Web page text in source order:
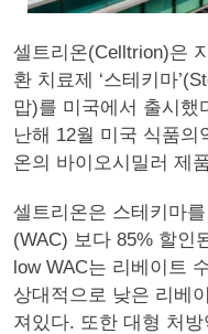
셀트리온(Celltrion)은
환 치료제 ‘스테키마
맙)를 미국에서 출시했
난해 12월 미국 식품의
온의 바이오시밀러 제
셀트리온은 스테키마
(WAC) 보다 85% 할인
low WAC는 리베이트
상대적으로 낮은 리베
져있다. 또한 대형 처